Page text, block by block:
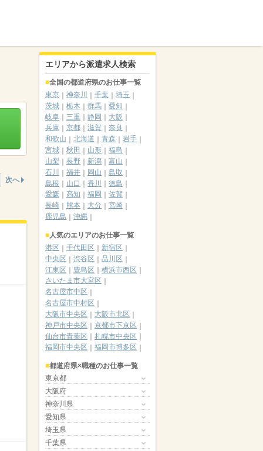
次へ
エリアから派遣求人検索
全国の都道府県のお仕事一覧
東京
神奈川 千葉
埼玉
茨城
栃木 群馬
愛知
岐阜
三重 静岡
大阪
兵庫
京都 滋賀
奈良
和歌山
北海道 青森
岩手
宮城
秋田 山形
福島
山梨
長野 新潟
富山
石川
福井 岡山
鳥取
島根
山口 香川
徳島
愛媛
高知 福岡
佐賀
長崎
熊本 大分
宮崎
鹿児島
沖縄
人気のエリアのお仕事一覧
港区
千代田区
新宿区
中央区
渋谷区
品川区
江東区
豊島区
横浜市西区
さいたま市大宮区
名古屋市中区
名古屋市中村区
大阪市中央区
大阪市北区
神戸市中央区
京都市下京区
仙台市青葉区
札幌市中央区
福岡市中央区
福岡市博多区
都道府県×職種のお仕事一覧
東京都
大阪府
神奈川県
愛知県
埼玉県
千葉県